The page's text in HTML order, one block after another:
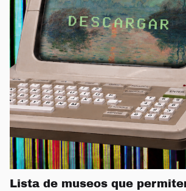
Lista de museos que